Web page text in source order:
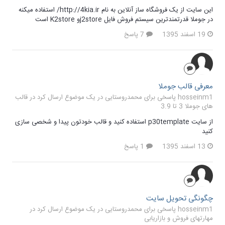
این سایت از یک فروشگاه ساز آنلاین به نام http://4kia.ir/ استفاده میکنه
در جوملا قدرتمندترین سیستم فروش فایل j2storeو K2store است
19 اسفند 1395
معرفی قالب جوملا
hosseinm1 پاسخی برای محمدروستایی در یک موضوع ارسال کرد در
قالب
های جوملا 3 تا 3.9
از سایت p30template استفاده کنید و قالب خودتون پیدا و شخصی سازی
کنید
13 اسفند 1395
چگونگی تحویل سایت
hosseinm1 پاسخی برای محمدروستایی در یک موضوع ارسال کرد در
مهارتهای فروش و بازاریابی